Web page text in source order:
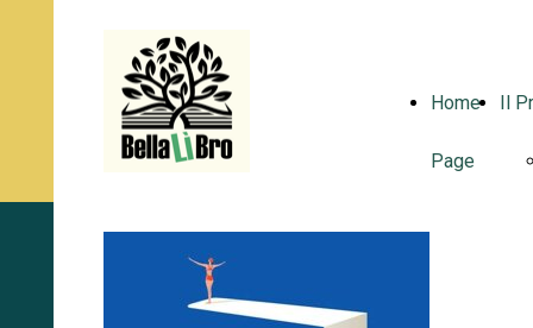
Home
Page
Il